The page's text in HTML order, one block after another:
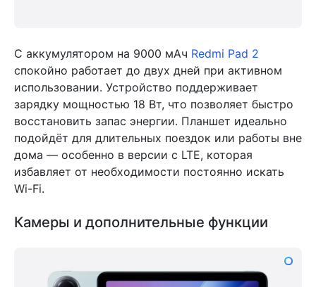
С аккумулятором на 9000 мАч Redmi Pad 2
спокойно работает до двух дней при активном
использовании. Устройство поддерживает
зарядку мощностью 18 Вт, что позволяет быстро
восстановить запас энергии. Планшет идеально
подойдёт для длительных поездок или работы вне
дома — особенно в версии с LTE, которая
избавляет от необходимости постоянно искать
Wi-Fi.
Камеры и дополнительные функции